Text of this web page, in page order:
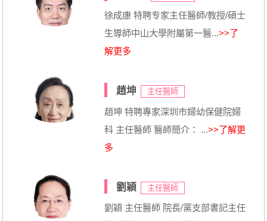
徐成康 特聘专家主任醫師/教授/碩士
生導師中山大學附屬第一醫...>>了
解更多
趙坤 主任醫師
趙坤 特聘專家深圳市婦幼保健院婦
科 主任醫師 醫師簡介： ...>>了解更
多
劉穎 主任醫師
劉穎 主任醫師 院長/黨支部書記主任